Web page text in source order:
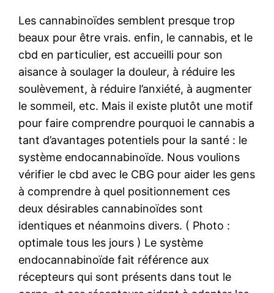
Les cannabinoïdes semblent presque trop
beaux pour être vrais. enfin, le cannabis, et le
cbd en particulier, est accueilli pour son
aisance à soulager la douleur, à réduire les
soulèvement, à réduire l’anxiété, à augmenter
le sommeil, etc. Mais il existe plutôt une motif
pour faire comprendre pourquoi le cannabis a
tant d’avantages potentiels pour la santé : le
système endocannabinoïde. Nous voulions
vérifier le cbd avec le CBG pour aider les gens
à comprendre à quel positionnement ces
deux désirables cannabinoïdes sont
identiques et néanmoins divers. ( Photo :
optimale tous les jours ) Le système
endocannabinoïde fait référence aux
récepteurs qui sont présents dans tout le